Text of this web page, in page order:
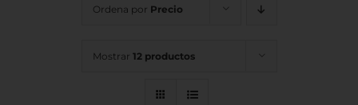
Ordena por Precio
Mostrar 12 productos